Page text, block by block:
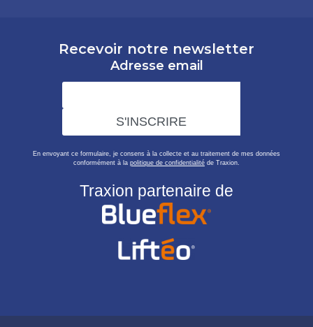
Recevoir notre newsletter
Adresse email
En envoyant ce formulaire, je consens à la collecte et au traitement de mes données
conformément à la politique de confidentialité de Traxion.
Traxion partenaire de